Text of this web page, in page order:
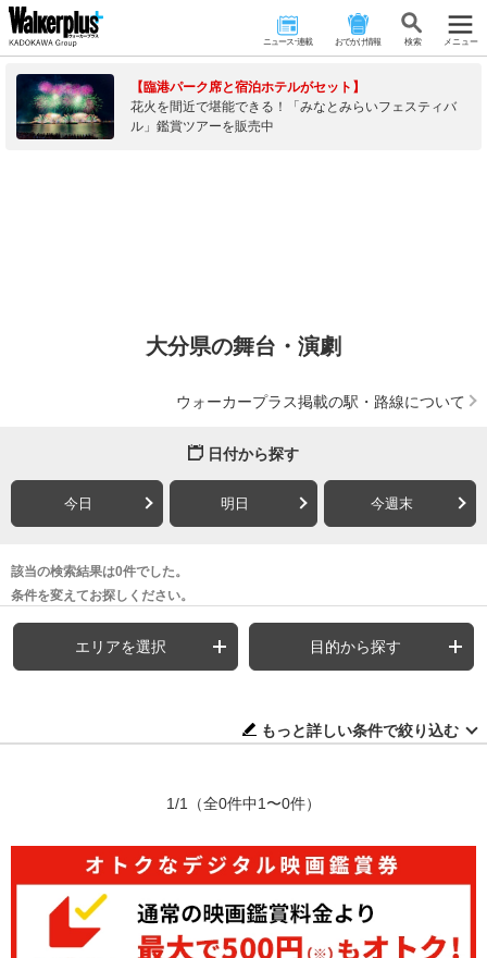
ニュース･連載 おでかけ情報 検 索 メニュー
【臨港パーク席と宿泊ホテルがセット】
花火を間近で堪能できる！「みなとみらいフェスティバ
ル」鑑賞ツアーを販売中
大分県の舞台・演劇
ウォーカープラス掲載の駅・路線について
日付から探す
今日 明日 今週末
該当の検索結果は0件でした。
条件を変えてお探しください。
エリアを選択 目的から探す
もっと詳しい条件で絞り込む
1/1 （全0件中1〜0件）